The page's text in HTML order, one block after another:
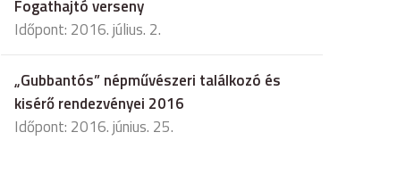
Fogathajtó verseny
Időpont: 2016. július. 2.
„Gubbantós” népművészeri találkozó és
kisérő rendezvényei 2016
Időpont: 2016. június. 25.